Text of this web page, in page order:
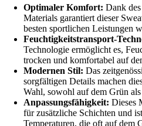
Optimaler Komfort: Dank
Materials garantiert dieser
besten sportlichen Leistungen
Feuchtigkeitstransport-
Technologie ermöglicht es,
trocken und komfortabel auf
Modernen Stil: Das
sorgfältigen Details machen
Wahl, sowohl auf dem Grün
Anpassungsfähigkeit: Dieses
für zusätzliche Schichten und
Temperaturen, die oft auf dem